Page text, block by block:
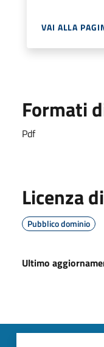
VAI ALLA
Formati
Pdf
Licenza
Pubblico dominio
Ultimo